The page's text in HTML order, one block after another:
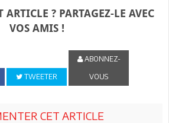
ARTICLE ? PARTAGEZ-LE AVEC
VOS AMIS !
TWEETER
ABONNEZ-
VOUS
CET ARTICLE